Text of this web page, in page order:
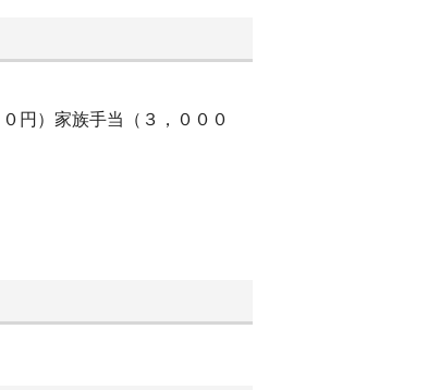
円）家族手当（３，０００